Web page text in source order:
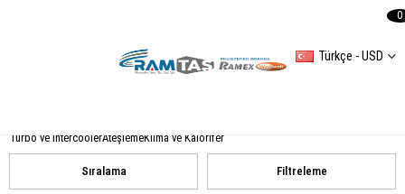
Türkçe - USD
0
Turbo ve İntercoolerAteşlemeKlima ve Kalorifer
Filtreleme
Sıralama